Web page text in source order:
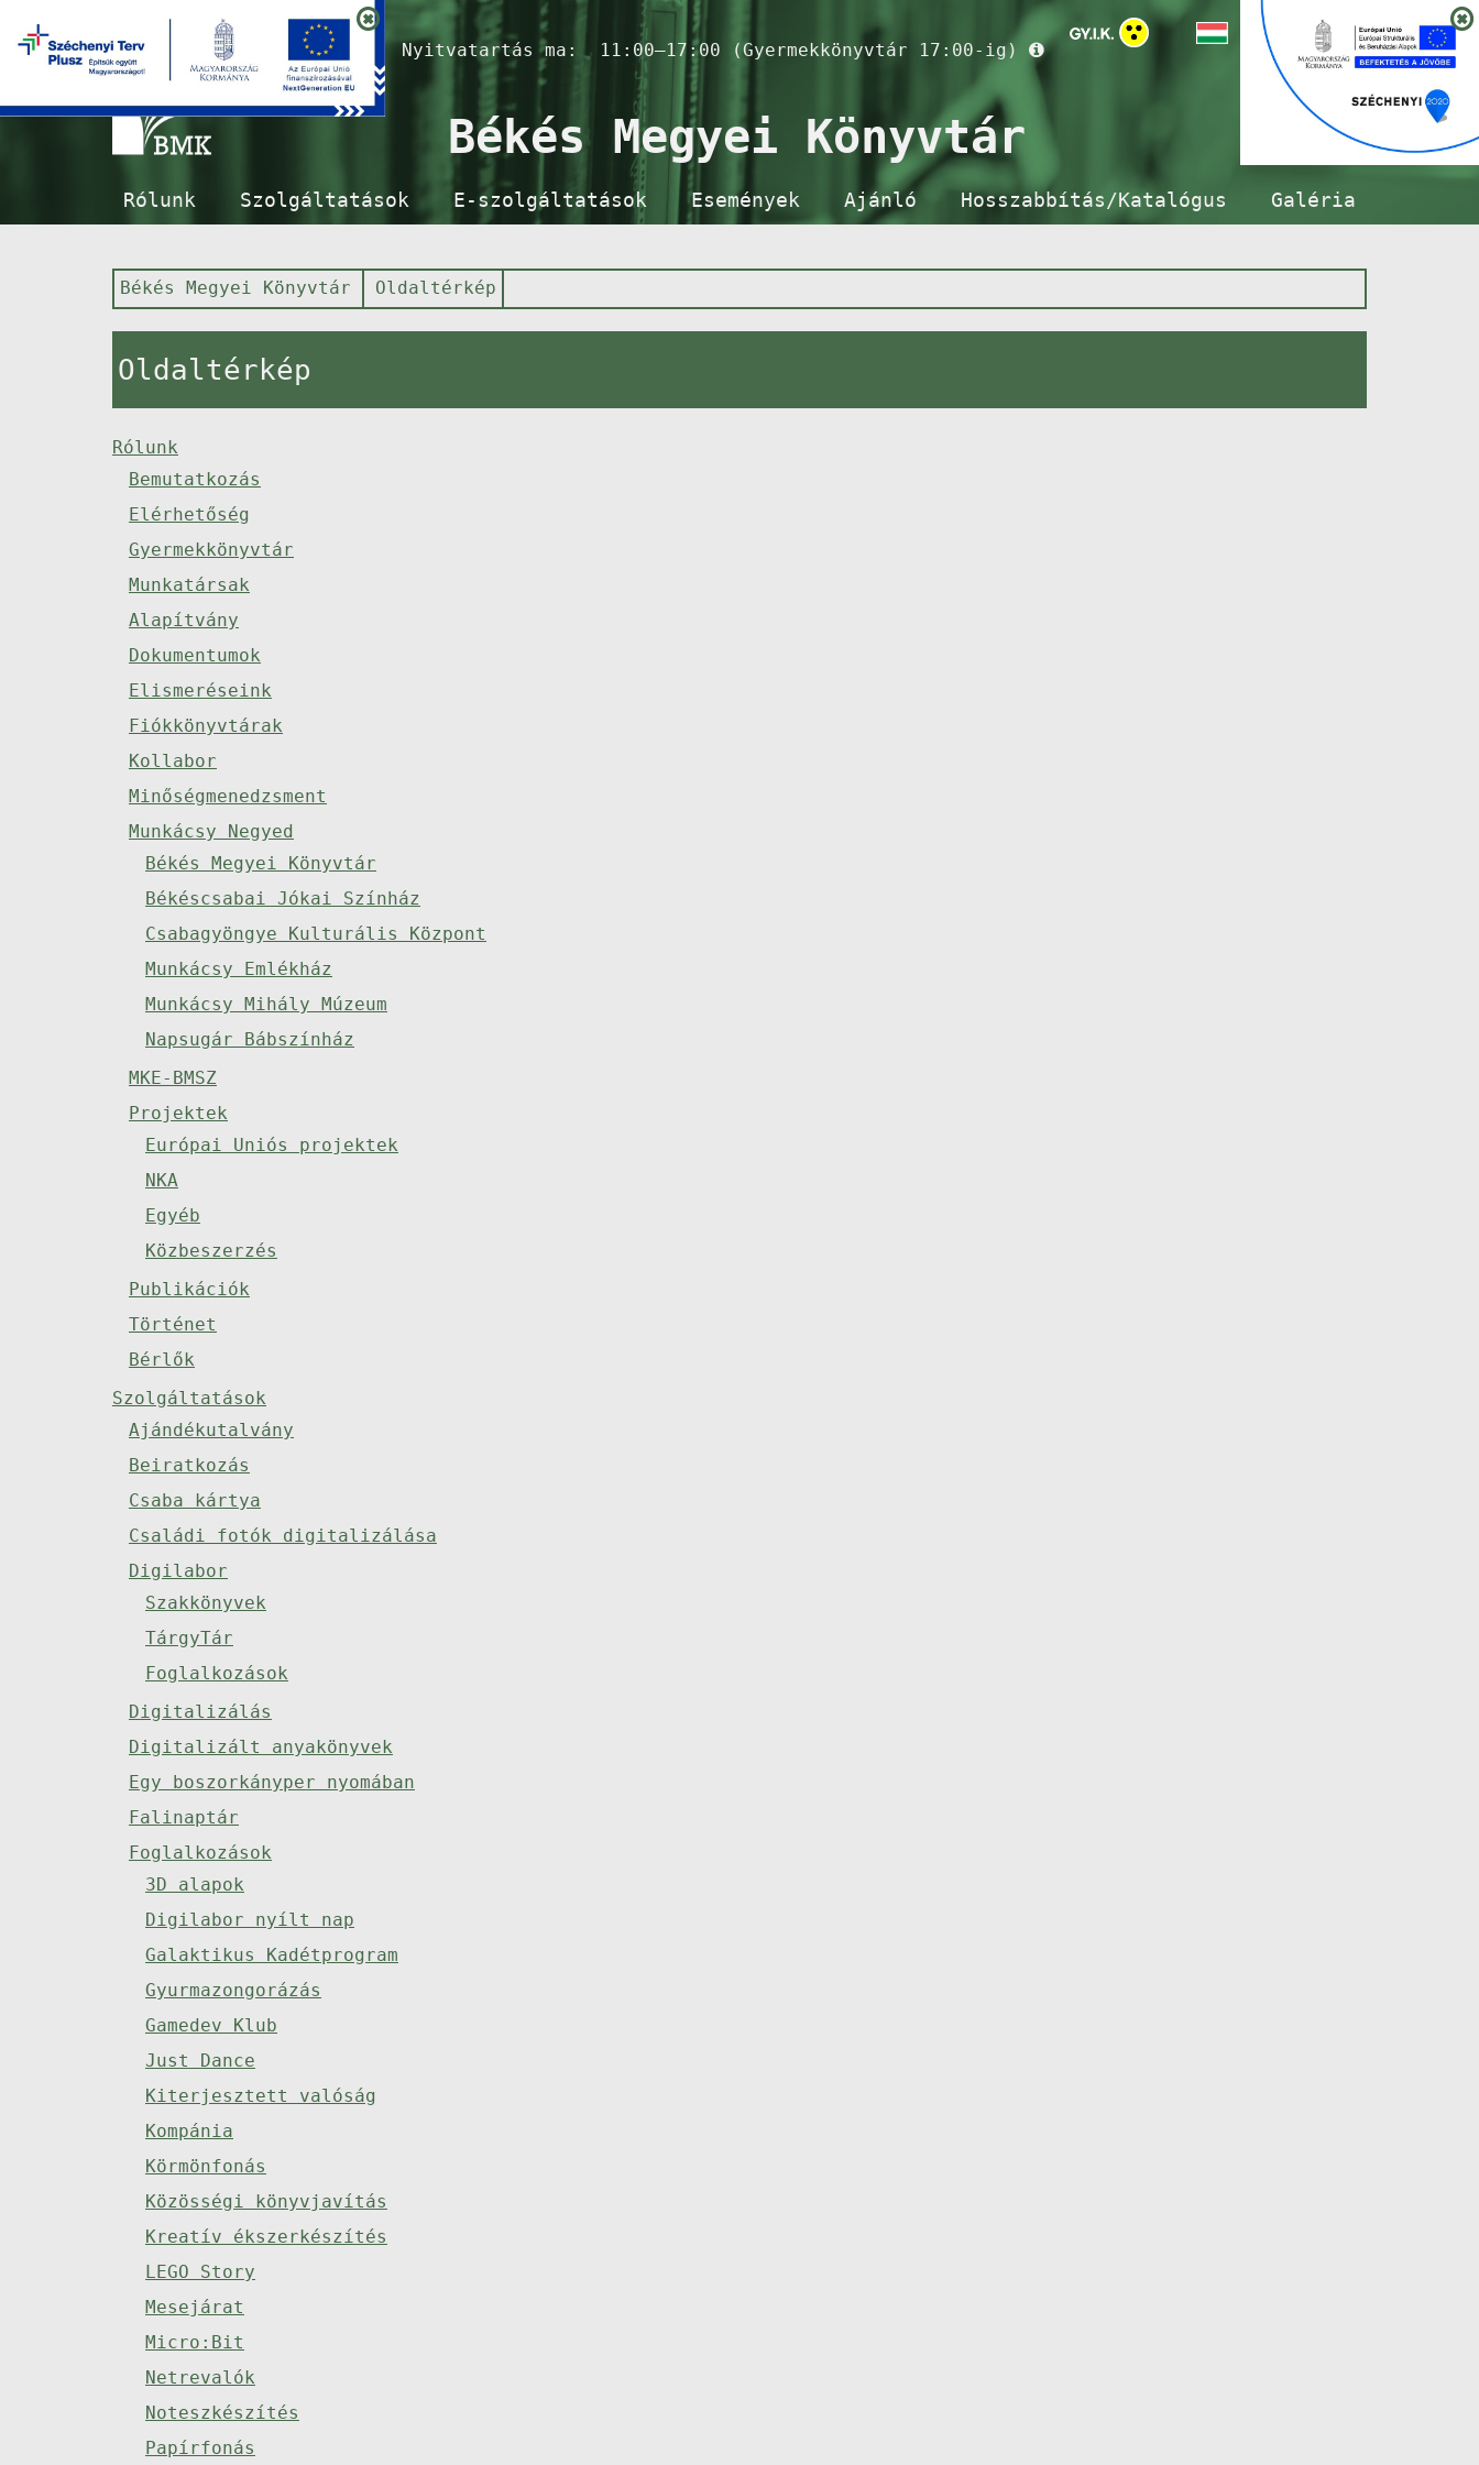
Nyitvatartás ma: 11:00–17:00 (Gyermekkönyvtár 17:00-ig)
Békés Megyei Könyvtár
Rólunk Szolgáltatások E-szolgáltatások Események Ajánló Hosszabbítás/Katalógus Galéria
Békés Megyei Könyvtár Oldaltérkép
Oldaltérkép
Rólunk
Bemutatkozás
Elérhetőség
Gyermekkönyvtár
Munkatársak
Alapítvány
Dokumentumok
Elismeréseink
Fiókkönyvtárak
Kollabor
Minőségmenedzsment
Munkácsy Negyed
Békés Megyei Könyvtár
Békéscsabai Jókai Színház
Csabagyöngye Kulturális Központ
Munkácsy Emlékház
Munkácsy Mihály Múzeum
Napsugár Bábszínház
MKE-BMSZ
Projektek
Európai Uniós projektek
NKA
Egyéb
Közbeszerzés
Publikációk
Történet
Bérlők
Szolgáltatások
Ajándékutalvány
Beiratkozás
Csaba kártya
Családi fotók digitalizálása
Digilabor
Szakkönyvek
TárgyTár
Foglalkozások
Digitalizálás
Digitalizált anyakönyvek
Egy boszorkányper nyomában
Falinaptár
Foglalkozások
3D alapok
Digilabor nyílt nap
Galaktikus Kadétprogram
Gyurmazongorázás
Gamedev Klub
Just Dance
Kiterjesztett valóság
Kompánia
Körmönfonás
Közösségi könyvjavítás
Kreatív ékszerkészítés
LEGO Story
Mesejárat
Micro:Bit
Netrevalók
Noteszkészítés
Papírfonás